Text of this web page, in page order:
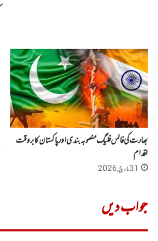
بھارت کی فالس فلیگ منصوبہ بندی اور پاکستان کا بروقت
اقدام
31 مارچ, 2026
جواب دیں